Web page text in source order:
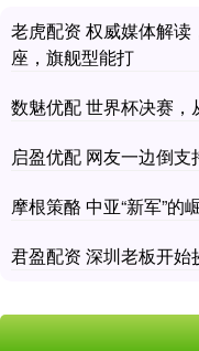
老虎配资 权威媒体解
座，旗舰型能打
数魅优配 世界杯决赛，
启盈优配 网友一边倒支
摩根策酪 中亚“新军”的
君盈配资 深圳老板开始